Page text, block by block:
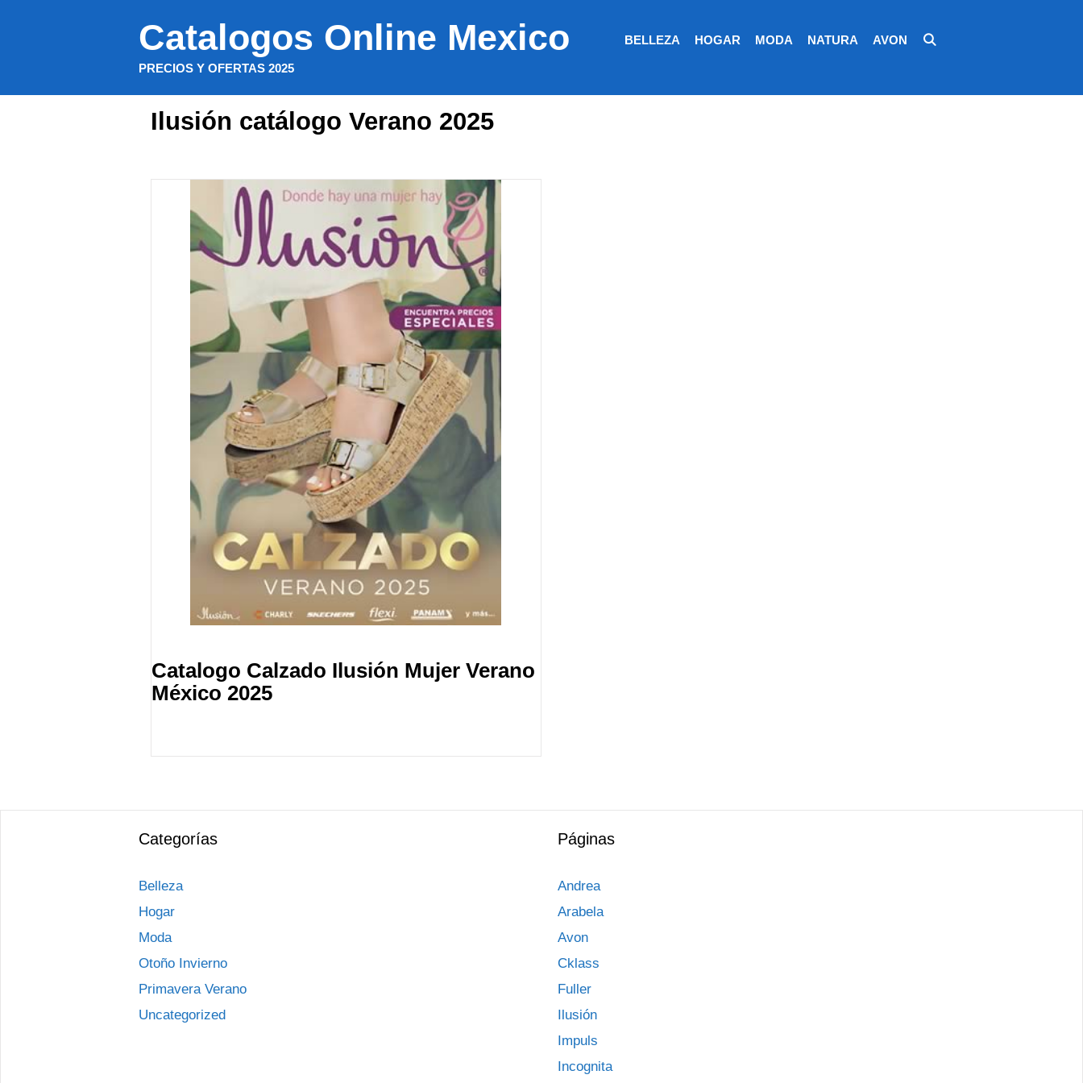
Catalogos Online Mexico
PRECIOS Y OFERTAS 2025
BELLEZA HOGAR MODA NATURA AVON
Ilusión catálogo Verano 2025
Catalogo Calzado Ilusión Mujer Verano
México 2025
Categorías
Belleza
Hogar
Moda
Otoño Invierno
Primavera Verano
Uncategorized
Páginas
Andrea
Arabela
Avon
Cklass
Fuller
Ilusión
Impuls
Incognita